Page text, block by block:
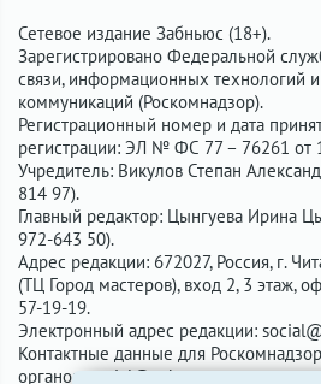
Сетевое издание Забньюс (18+).
Зарегистрировано Федеральной
связи, информационных технологий
коммуникаций (Роскомнадзор).
Регистрационный номер и дата
регистрации: ЭЛ № ФС 77 – 76261 от
Учредитель: Викулов Степан
814 97).
Главный редактор: Цынгуева Ирина
972-643 50).
Адрес редакции: 672027, Россия, г.
(ТЦ Город мастеров), вход 2, 3 этаж,
57-19-19.
Электронный адрес редакции:
Контактные данные для
органов:
social@zabnews.ru.